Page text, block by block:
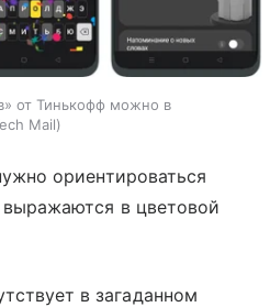
от Тинькофф можно в
Mail
ориентироваться
в цветовой
в загаданном